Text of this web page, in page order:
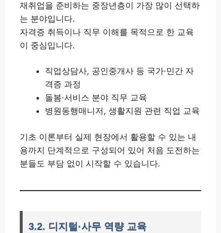
재취업을 준비하는 중장년층이 가장 많이 선택하
는 분야입니다.
자격증 취득이나 직무 이해를 목적으로 한 교육
이 중심입니다.
직업상담사, 공인중개사 등 국가·민간 자
격증 과정
돌봄·서비스 분야 직무 교육
병원동행매니저, 생활지원 관련 직업 교육
기초 이론부터 실제 현장에서 활용할 수 있는 내
용까지 단계적으로 구성되어 있어 처음 도전하는
분들도 부담 없이 시작할 수 있습니다.
3.2. 디지털·사무 역량 교육